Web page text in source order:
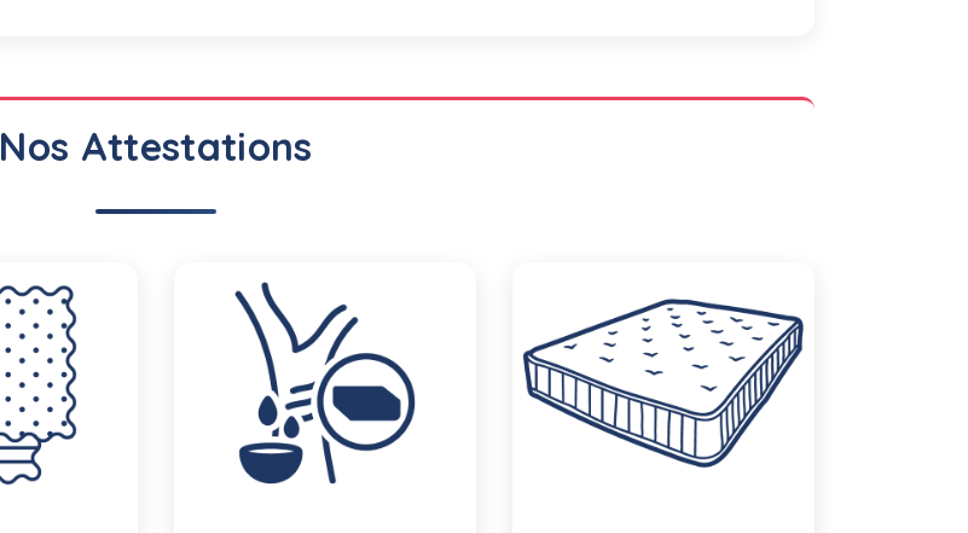
Nos Attestations